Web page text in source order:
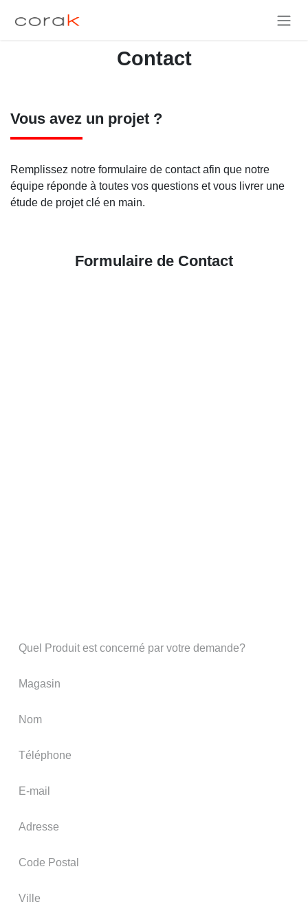
Contact
Vous avez un projet ?
Remplissez notre formulaire de contact afin que notre
équipe réponde à toutes vos questions et vous livrer une
étude de projet clé en main.
Formulaire de Contact